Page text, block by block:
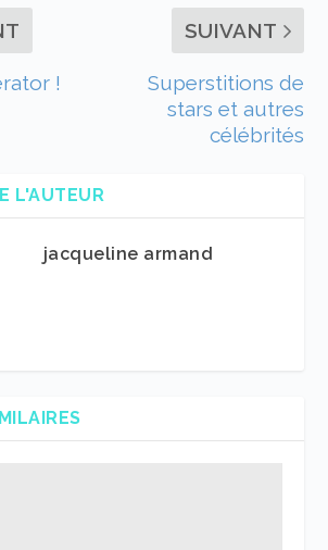
!
SUIVANT
Superstitions de
stars et autres
célébrités
L'AUTEUR
jacqueline armand